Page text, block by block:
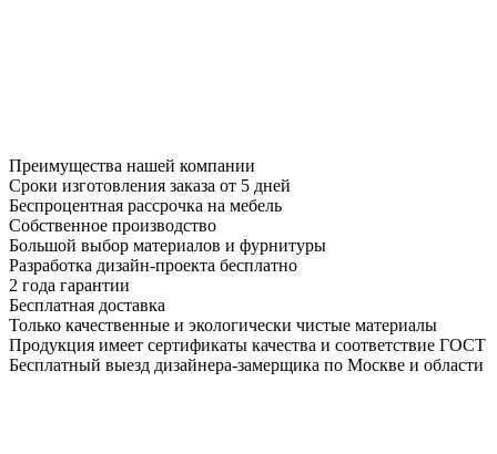
Преимущества нашей компании
Сроки изготовления заказа от 5 дней
Беспроцентная рассрочка на мебель
Собственное производство
Большой выбор материалов и фурнитуры
Разработка дизайн-проекта бесплатно
2 года гарантии
Бесплатная доставка
Только качественные и экологически чистые материалы
Продукция имеет сертификаты качества и соответствие ГОСТ
Бесплатный выезд дизайнера-замерщика по Москве и области